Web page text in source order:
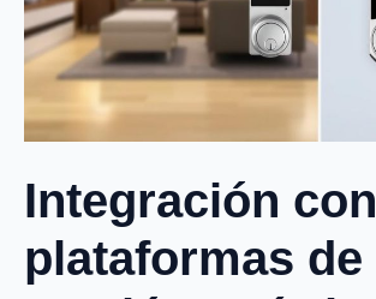
Integración con
plataformas de